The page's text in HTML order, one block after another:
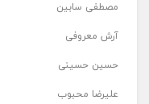
مصطفی سابین
آرش معروفی
حسین حسینی
علیرضا محبوب